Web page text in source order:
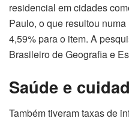
residencial em cidades
Paulo, o que resultou
4,59% para o item. A
Brasileiro de Geografia e
Saúde e
Também tiveram taxas de